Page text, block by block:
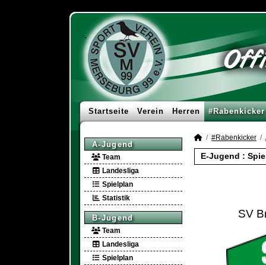
Startseite Verein Herren #Rabenkicker
A-Jugend
Team
Landesliga
Spielplan
Statistik
B-Jugend
Team
Landesliga
Spielplan
#Rabenkicker
E-Jugend :
SV